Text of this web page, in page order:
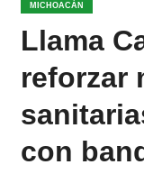
MICHOACÁN
Llama
reforzar
con